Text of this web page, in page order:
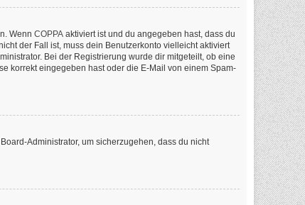
Wenn COPPA aktiviert ist und du angegeben hast, dass du
der Fall ist, muss dein Benutzerkonto vielleicht aktiviert
Bei der Registrierung wurde dir mitgeteilt, ob eine
korrekt eingegeben hast oder die E-Mail von einem Spam-
Administrator, um sicherzugehen, dass du nicht